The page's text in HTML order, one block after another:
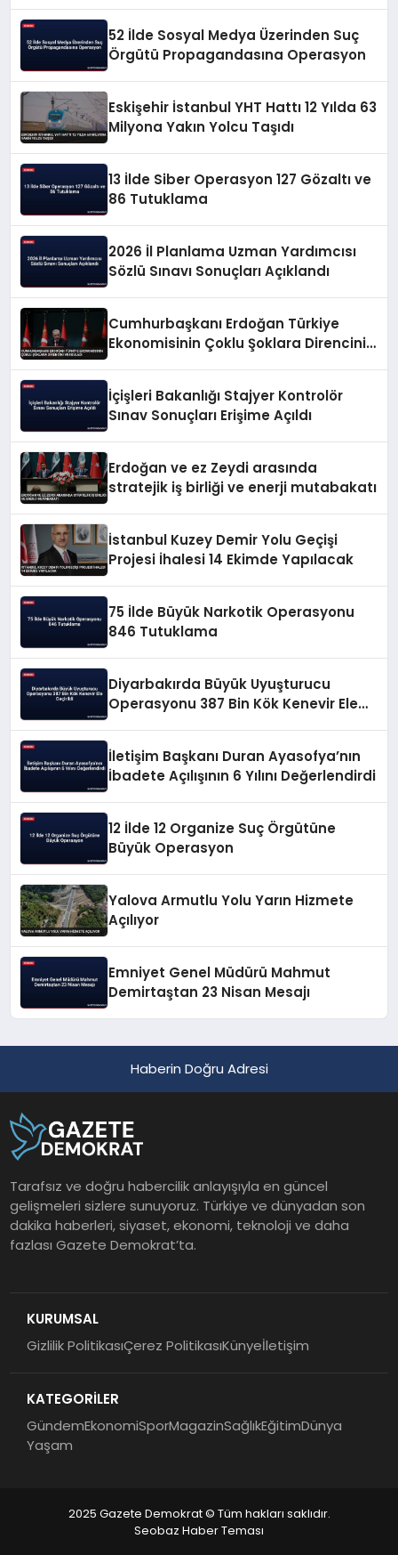
52 İlde Sosyal Medya Üzerinden Suç
Örgütü Propagandasına Operasyon
Eskişehir İstanbul YHT Hattı 12 Yılda 63
Milyona Yakın Yolcu Taşıdı
13 İlde Siber Operasyon 127 Gözaltı ve
86 Tutuklama
2026 İl Planlama Uzman Yardımcısı
Sözlü Sınavı Sonuçları Açıklandı
Cumhurbaşkanı Erdoğan Türkiye
Ekonomisinin Çoklu Şoklara Direncini
İçişleri Bakanlığı Stajyer Kontrolör
Sınav Sonuçları Erişime Açıldı
Erdoğan ve ez Zeydi arasında
stratejik iş birliği ve enerji mutabakatı
İstanbul Kuzey Demir Yolu Geçişi
Projesi İhalesi 14 Ekimde Yapılacak
75 İlde Büyük Narkotik Operasyonu
846 Tutuklama
Diyarbakırda Büyük Uyuşturucu
Operasyonu 387 Bin Kök Kenevir Ele
İletişim Başkanı Duran Ayasofya’nın
İbadete Açılışının 6 Yılını Değerlendirdi
12 İlde 12 Organize Suç Örgütüne
Büyük Operasyon
Yalova Armutlu Yolu Yarın Hizmete
Açılıyor
Emniyet Genel Müdürü Mahmut
Demirtaştan 23 Nisan Mesajı
Haberin Doğru Adresi
Tarafsız ve doğru habercilik anlayışıyla en güncel
gelişmeleri sizlere sunuyoruz. Türkiye ve dünyadan son
dakika haberleri, siyaset, ekonomi, teknoloji ve daha
fazlası Gazete Demokrat’ta.
KURUMSAL
Gizlilik PolitikasıÇerez PolitikasıKünyeİletişim
KATEGORİLER
GündemEkonomiSporMagazinSağlıkEğitimDünya
Yaşam
2025 Gazete Demokrat © Tüm hakları saklıdır.
Seobaz Haber Teması